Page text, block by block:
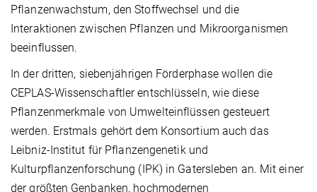
Pflanzenwachstum, den Stoffwechsel und die
Interaktionen zwischen Pflanzen und Mikroorganismen
beeinflussen.
In der dritten, siebenjährigen Förderphase wollen die
CEPLAS-Wissenschaftler entschlüsseln, wie diese
Pflanzenmerkmale von Umwelteinflüssen gesteuert
werden. Erstmals gehört dem Konsortium auch das
Leibniz-Institut für Pflanzengenetik und
Kulturpflanzenforschung (IPK) in Gatersleben an. Mit einer
der größten Genbanken, hochmodernen